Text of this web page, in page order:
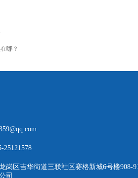
哪？
25121578
岗区吉华街道三联社区赛格新城6号楼908-
司